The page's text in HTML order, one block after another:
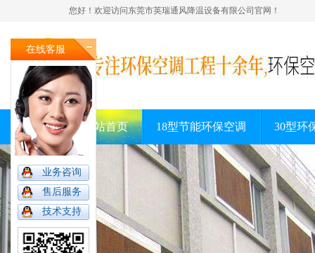
您好！欢迎访问东莞市英瑞通风降温设备有限公司官网！
网站首页 18型节能环保空调 30型环
在线客服
业务咨询
售后服务
技术支持